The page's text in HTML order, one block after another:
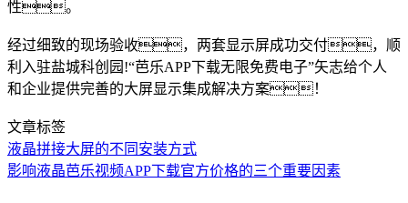
性。
经过细致的现场验收，两套显示屏成功交付，顺
利入驻盐城科创园!“芭乐APP下载无限免费电子”矢志给个人
和企业提供完善的大屏显示集成解决方案！
文章标签
液晶拼接大屏的不同安装方式
影响液晶芭乐视频APP下载官方价格的三个重要因素